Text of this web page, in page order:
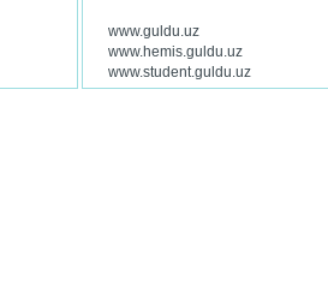
www.guldu.uz
www.hemis.guldu.uz
www.student.guldu.uz